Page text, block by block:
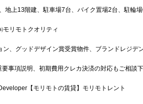
上13階建、駐車場7台、バイク置場2台、駐輪場
リモトクオリティ
、グッドデザイン賞受賞物件、ブランドレジデ
事項説明、初期費用クレカ決済の対応もご相談下
【モリモトの賃貸】モリモトレント